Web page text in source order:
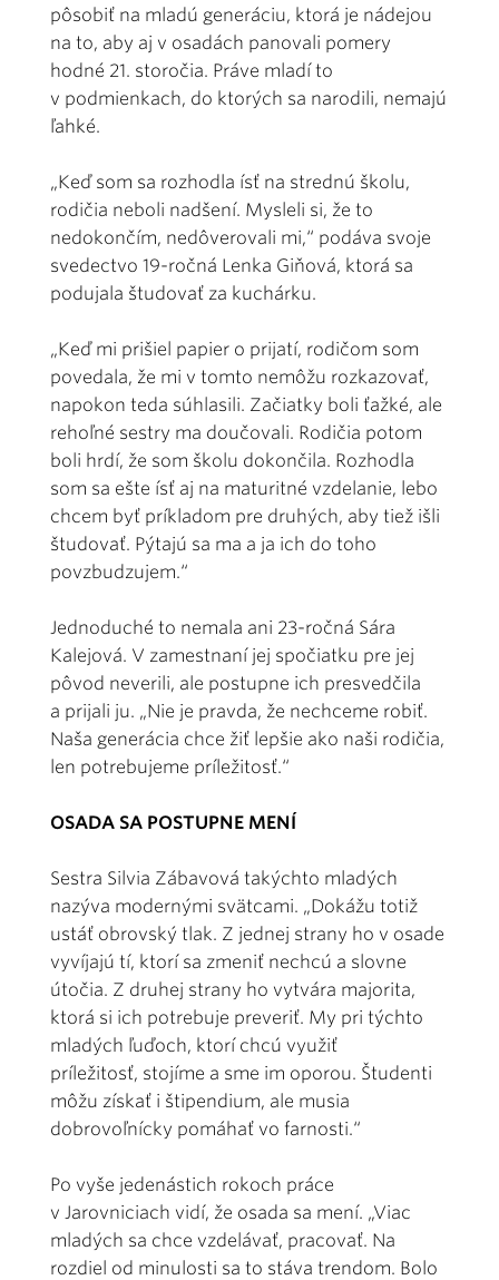
pôsobiť na mladú generáciu, ktorá je nádejou
na to, aby aj v osadách panovali pomery
hodné 21. storočia. Práve mladí to
v podmienkach, do ktorých sa narodili, nemajú
ľahké.
„Keď som sa rozhodla ísť na strednú školu,
rodičia neboli nadšení. Mysleli si, že to
nedokončím, nedôverovali mi,“ podáva svoje
svedectvo 19-ročná Lenka Giňová, ktorá sa
podujala študovať za kuchárku.
„Keď mi prišiel papier o prijatí, rodičom som
povedala, že mi v tomto nemôžu rozkazovať,
napokon teda súhlasili. Začiatky boli ťažké, ale
rehoľné sestry ma doučovali. Rodičia potom
boli hrdí, že som školu dokončila. Rozhodla
som sa ešte ísť aj na maturitné vzdelanie, lebo
chcem byť príkladom pre druhých, aby tiež išli
študovať. Pýtajú sa ma a ja ich do toho
povzbudzujem.“
Jednoduché to nemala ani 23-ročná Sára
Kalejová. V zamestnaní jej spočiatku pre jej
pôvod neverili, ale postupne ich presvedčila
a prijali ju. „Nie je pravda, že nechceme robiť.
Naša generácia chce žiť lepšie ako naši rodičia,
len potrebujeme príležitosť.“
OSADA SA POSTUPNE MENÍ
Sestra Silvia Zábavová takýchto mladých
nazýva modernými svätcami. „Dokážu totiž
ustáť obrovský tlak. Z jednej strany ho v osade
vyvíjajú tí, ktorí sa zmeniť nechcú a slovne
útočia. Z druhej strany ho vytvára majorita,
ktorá si ich potrebuje preveriť. My pri týchto
mladých ľuďoch, ktorí chcú využiť
príležitosť, stojíme a sme im oporou. Študenti
môžu získať i štipendium, ale musia
dobrovoľnícky pomáhať vo farnosti.“
Po vyše jedenástich rokoch práce
v Jarovniciach vidí, že osada sa mení. „Viac
mladých sa chce vzdelávať, pracovať. Na
rozdiel od minulosti sa to stáva trendom. Bolo